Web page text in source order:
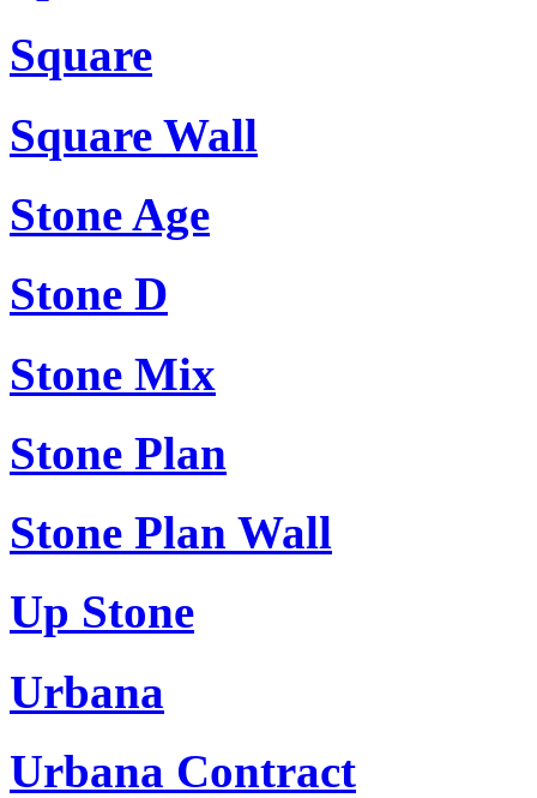
Square
Square Wall
Stone Age
Stone D
Stone Mix
Stone Plan
Stone Plan Wall
Up Stone
Urbana
Urbana Contract